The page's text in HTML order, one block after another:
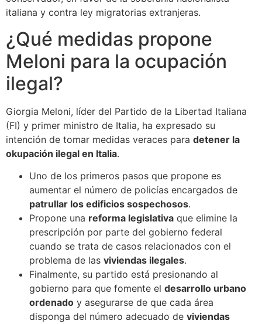
italiana y contra ley migratorias extranjeras.
¿Qué medidas propone
Meloni para la ocupación
ilegal?
Giorgia Meloni, líder del Partido de la Libertad Italiana
(FI) y primer ministro de Italia, ha expresado su
intención de tomar medidas veraces para detener la
okupación ilegal en Italia.
Uno de los primeros pasos que propone es
aumentar el número de policías encargados de
patrullar los edificios sospechosos.
Propone una reforma legislativa que elimine la
prescripción por parte del gobierno federal
cuando se trata de casos relacionados con el
problema de las viviendas ilegales.
Finalmente, su partido está presionando al
gobierno para que fomente el desarrollo urbano
ordenado y asegurarse de que cada área
disponga del número adecuado de viviendas